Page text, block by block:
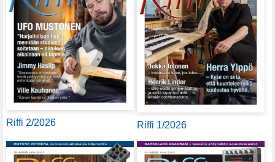
Riffi 2/2026 Riffi 1/2026